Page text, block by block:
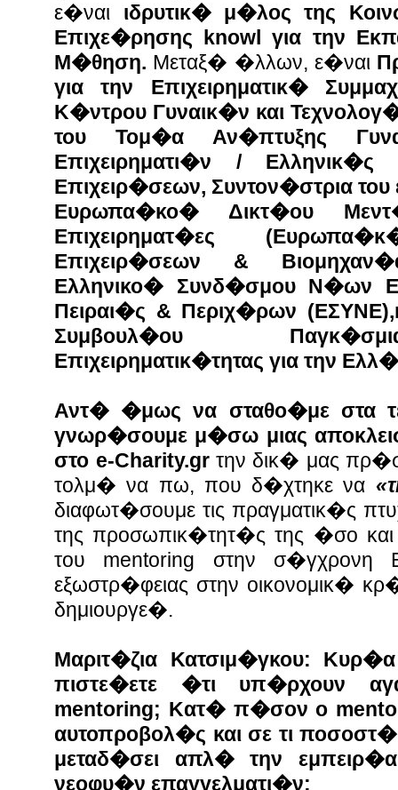
ε�ναι ιδρυτικ� μ�λος της
Επιχε�ρησης knowl για την
Μ�θηση. Μεταξ� �λλων, ε�ναι
για την Επιχειρηματικ�
Κ�ντρου Γυναικ�ν και
του Τομ�α Αν�πτυξης
Επιχειρηματι�ν / Ελληνικ�ς
Επιχειρ�σεων, Συντον�στρια
Ευρωπα�κο� Δικτ�ου
Επιχειρηματ�ες
Επιχειρ�σεων &
Ελληνικο� Συνδ�σμου Ν�ων
Πειραι�ς & Περιχ�ρων
Συμβουλ�ου
Επιχειρηματικ�τητας για την
Αντ� �μως να σταθο�με στα
γνωρ�σουμε μ�σω μιας
στο e-Charity.grτην δικ� μας
τολμ� να πω, που δ�χτηκε να
διαφωτ�σουμε τις πραγματικ�ς
της προσωπικ�τητ�ς της �σο
του mentoring στην
εξωστρ�φειας στην οικονομικ�
δημιουργε�.
Μαριτ�ζια Κατσιμ�γκου:
πιστε�ετε �τι υπ�ρχουν
mentoring; Kατ� π�σον ο
αυτοπροβολ�ς και σε τι
μεταδ�σει απλ� την
νεοφυ�ν επαγγελματι�ν;